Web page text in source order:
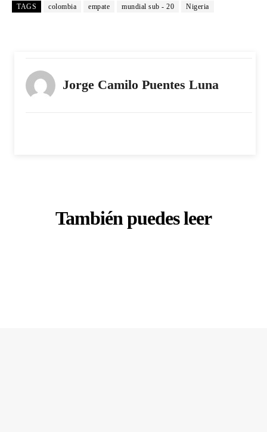
TAGS colombia empate mundial sub - 20 Nigeria
Jorge Camilo Puentes Luna
También puedes leer